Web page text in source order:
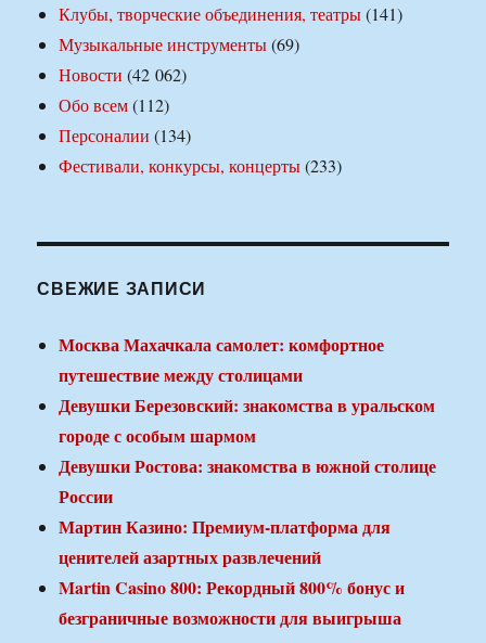
Клубы, творческие объединения, театры(141)
Музыкальные инструменты(69)
Новости (42 062)
Обо всем(112)
Персоналии (134)
Фестивали, конкурсы, концерты(233)
СВЕЖИЕ ЗАПИСИ
Москва Махачкала самолет: комфортное
путешествие между столицами
Девушки Березовский: знакомства в уральском
городе с особым шармом
Девушки Ростова: знакомства в южной столице
России
Мартин Казино: Премиум-платформа для
ценителей азартных развлечений
Martin Casino 800: Рекордный 800% бонус и
безграничные возможности для выигрыша